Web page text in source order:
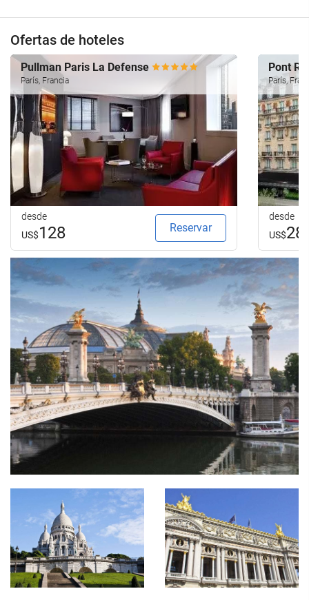
hotel.
Ofertas de hoteles
Pullman Paris La Defense
París, Francia
desde
US$128 Reservar
Pont
París,
desde
US$